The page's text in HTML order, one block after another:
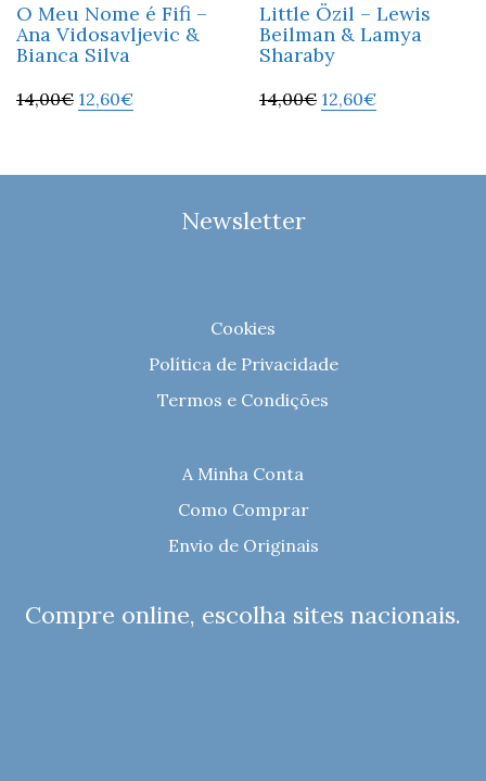
O Meu Nome é Fifi –
Ana Vidosavljevic &
Bianca Silva
14,00€ 12,60€
Little Özil – Lewis
Beilman & Lamya
Sharaby
14,00€ 12,60€
Newsletter
Cookies
Política de Privacidade
Termos e Condições
A Minha Conta
Como Comprar
Envio de Originais
Compre online, escolha sites nacionais.